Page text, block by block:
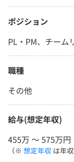
ポジション
PL・PM、チーム
職種
その他
給与(想定年収)
455万 〜 575万円
（※ 想定年収 は年